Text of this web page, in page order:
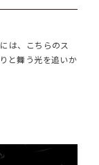
は、こちらのス
と舞う光を追いか